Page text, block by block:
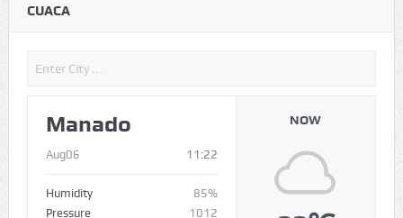
CUACA
Manado
Aug06 11:22
Humidity
85%
Pressure
1012
NOW